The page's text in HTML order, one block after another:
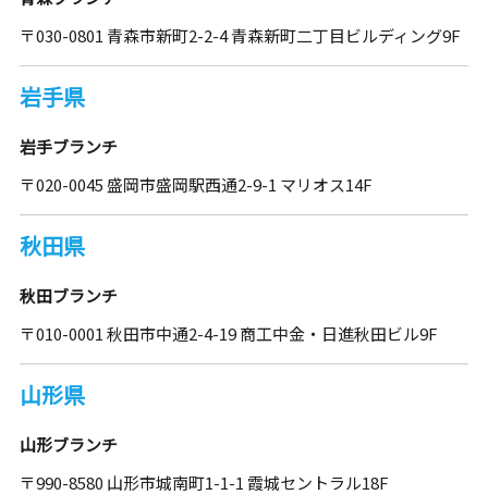
〒030-0801 青森市新町2-2-4 青森新町二丁目ビルディング9F
岩手県
岩手ブランチ
〒020-0045 盛岡市盛岡駅西通2-9-1 マリオス14F
秋田県
秋田ブランチ
〒010-0001 秋田市中通2-4-19 商工中金・日進秋田ビル9F
山形県
山形ブランチ
〒990-8580 山形市城南町1-1-1 霞城セントラル18F